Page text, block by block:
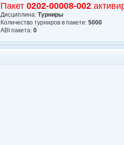
Пакет 0202-00008-002
Дисциплина: Турниры
Количество турниров в пакете: 5000
АBI пакета: 0